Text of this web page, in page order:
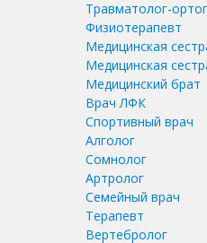
Травматолог-
Физиотерапевт
Медицинская
Медицинская
Медицинский брат
Врач ЛФК
Спортивный врач
Алголог
Сомнолог
Артролог
Семейный врач
Терапевт
Вертебролог